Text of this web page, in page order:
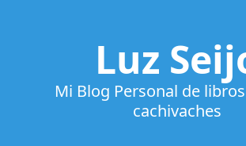
Luz
Mi Blog Personal de
cachivaches